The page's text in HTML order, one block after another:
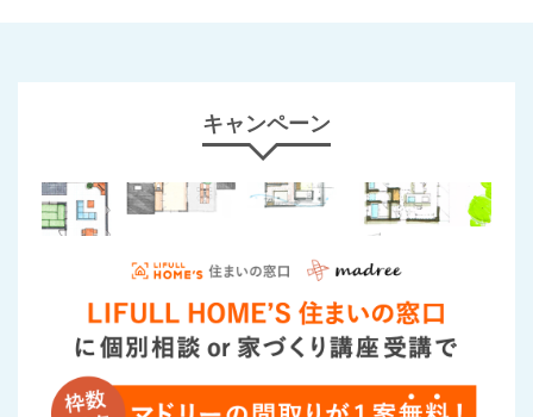
キャンペーン